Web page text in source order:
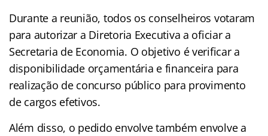
Durante a reunião, todos os conselheiros votaram
para autorizar a Diretoria Executiva a oficiar a
Secretaria de Economia. O objetivo é verificar a
disponibilidade orçamentária e financeira para
realização de concurso público para provimento
de cargos efetivos.
Além disso, o pedido envolve também envolve a